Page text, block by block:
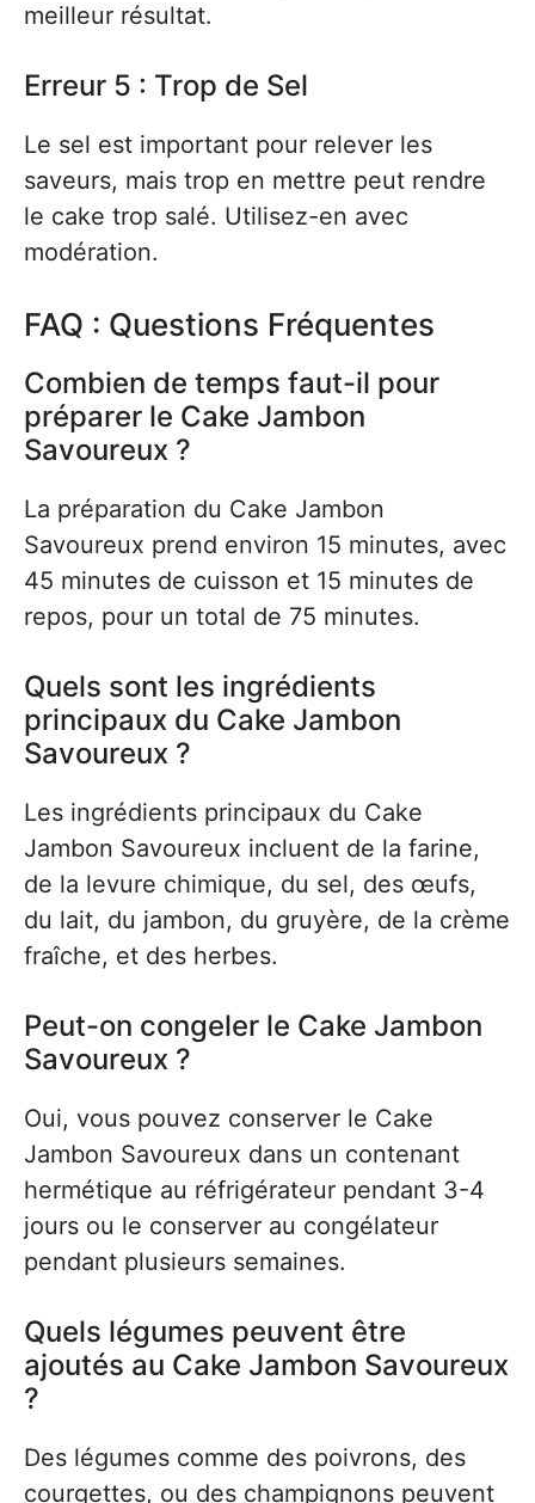
meilleur résultat.
Erreur 5 : Trop de Sel
Le sel est important pour relever les
saveurs, mais trop en mettre peut rendre
le cake trop salé. Utilisez-en avec
modération.
FAQ : Questions Fréquentes
Combien de temps faut-il pour
préparer le Cake Jambon
Savoureux ?
La préparation du Cake Jambon
Savoureux prend environ 15 minutes, avec
45 minutes de cuisson et 15 minutes de
repos, pour un total de 75 minutes.
Quels sont les ingrédients
principaux du Cake Jambon
Savoureux ?
Les ingrédients principaux du Cake
Jambon Savoureux incluent de la farine,
de la levure chimique, du sel, des œufs,
du lait, du jambon, du gruyère, de la crème
fraîche, et des herbes.
Peut-on congeler le Cake Jambon
Savoureux ?
Oui, vous pouvez conserver le Cake
Jambon Savoureux dans un contenant
hermétique au réfrigérateur pendant 3-4
jours ou le conserver au congélateur
pendant plusieurs semaines.
Quels légumes peuvent être
ajoutés au Cake Jambon Savoureux
?
Des légumes comme des poivrons, des
courgettes, ou des champignons peuvent